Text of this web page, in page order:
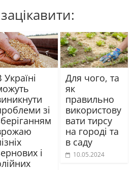
Україні
зі
і
Для чого, та
як
правильно
використову
вати тирсу
на городі та
в саду
10.05.2024